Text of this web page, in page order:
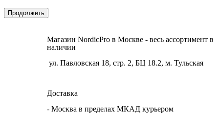
Продолжить
Магазин NordicPro в Москве - весь ассортимент в
наличии
ул. Павловская 18, стр. 2, БЦ 18.2, м. Тульская
Доставка
- Москва в пределах МКАД курьером